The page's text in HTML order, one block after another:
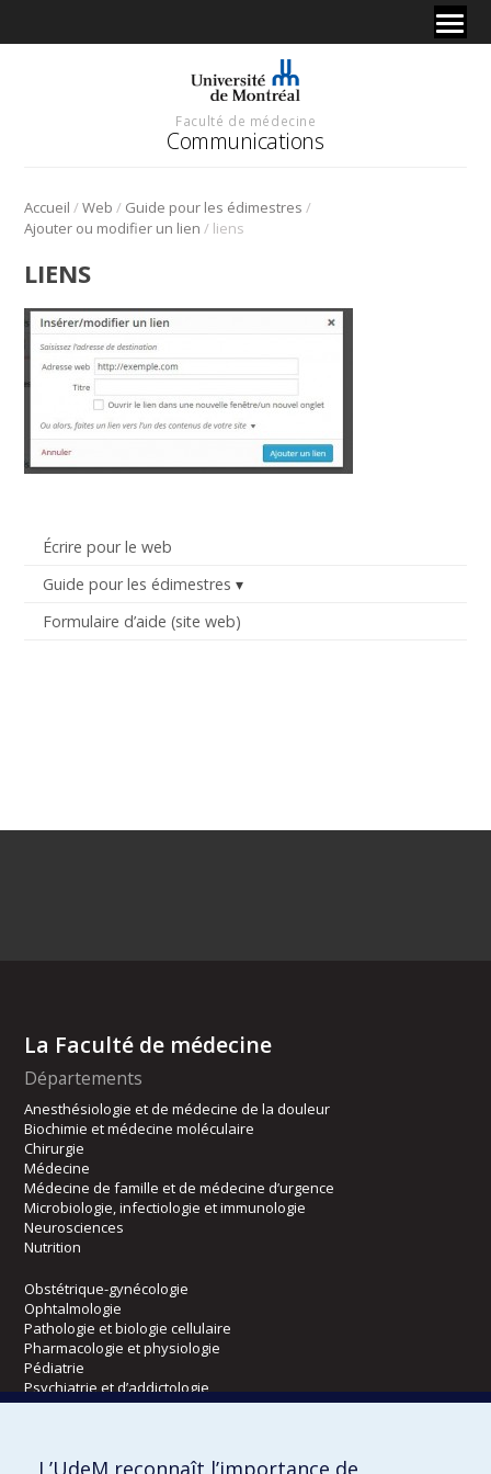
Faculté de médecine
Communications
Accueil /Web / Guide pour les édimestres /
Ajouter ou modifier un lien / liens
Écrire pour le web
Guide pour les édimestres
Formulaire d’aide (site web)
LIENS
La Faculté de médecine
Départements
Anesthésiologie et de médecine de la douleur
Biochimie et médecine moléculaire
Chirurgie
Médecine
Médecine de famille et de médecine d’urgence
Microbiologie, infectiologie et immunologie
Neurosciences
Nutrition
Obstétrique-gynécologie
Ophtalmologie
Pathologie et biologie cellulaire
Pharmacologie et physiologie
Pédiatrie
Psychiatrie et d’addictologie
Radiologie, radio-oncologie et médecine nucléaire
L’UdeM reconnaît l’importance de